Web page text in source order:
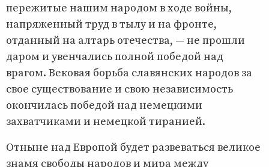
пережитые нашим народом в ходе войны,
напряженный труд в тылу и на фронте,
отданный на алтарь отечества, — не прошли
даром и увенчались полной победой над
врагом. Вековая борьба славянских народов за
свое существование и свою независимость
окончилась победой над немецкими
захватчиками и немецкой тиранией.
Отныне над Европой будет развеваться великое
знамя свободы народов и мира между